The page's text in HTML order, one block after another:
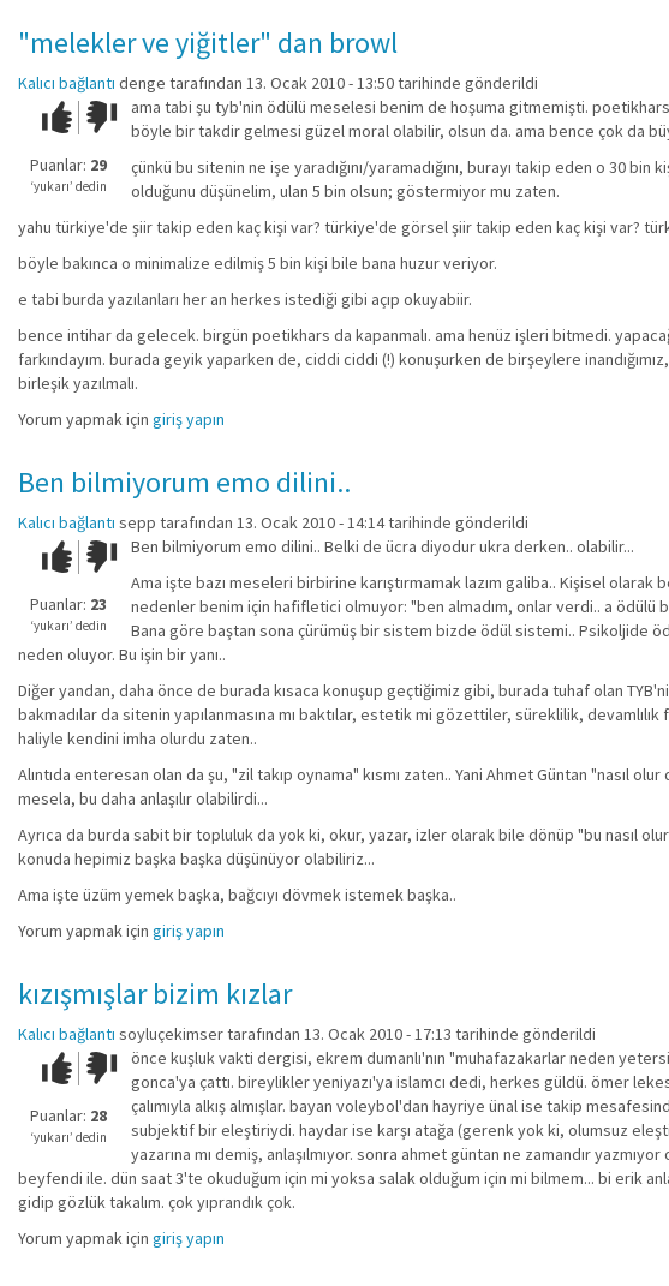
"melekler ve yiğitler" dan browl
Kalıcı bağlantı denge tarafından 13. Ocak 2010 - 13:50 tarihinde gönderildi
Çok iyi!O
kadar
iyi
değil!
Puanlar: 29
‘yukarı’ dedin
ama tabi şu tyb'nin ödülü meselesi benim de hoşuma gitmemişti.
böyle bir takdir gelmesi güzel moral olabilir, olsun da. ama bence çok da
çünkü bu sitenin ne işe yaradığını/yaramadığını, burayı takip eden o 30
olduğunu düşünelim, ulan 5 bin olsun; göstermiyor mu zaten.
yahu türkiye'de şiir takip eden kaç kişi var? türkiye'de görsel şiir takip eden kaç kişi var?
böyle bakınca o minimalize edilmiş 5 bin kişi bile bana huzur veriyor.
e tabi burda yazılanları her an herkes istediği gibi açıp okuyabiir.
bence intihar da gelecek. birgün poetikhars da kapanmalı. ama henüz işleri bitmedi.
farkındayım. burada geyik yaparken de, ciddi ciddi (!) konuşurken de birşeylere
birleşik yazılmalı.
Yorum yapmak için giriş yapın
Ben bilmiyorum emo dilini..
Kalıcı bağlantı sepp tarafından 13. Ocak 2010 - 14:14 tarihinde gönderildi
Çok iyi!O
kadar
iyi
değil!
Puanlar: 23
‘yukarı’ dedin
Ben bilmiyorum emo dilini.. Belki de ücra diyodur ukra derken.. olabilir...
Ama işte bazı meseleri birbirine karıştırmamak lazım galiba.. Kişisel
nedenler benim için hafifletici olmuyor: "ben almadım, onlar verdi.. a ödülü
Bana göre baştan sona çürümüş bir sistem bizde ödül sistemi.. Psikoljide
neden oluyor. Bu işin bir yanı..
Diğer yandan, daha önce de burada kısaca konuşup geçtiğimiz gibi, burada tuhaf olan
bakmadılar da sitenin yapılanmasına mı baktılar, estetik mi gözettiler, süreklilik, devamlılık
haliyle kendini imha olurdu zaten..
Alıntıda enteresan olan da şu, "zil takıp oynama" kısmı zaten.. Yani Ahmet Güntan "nasıl
mesela, bu daha anlaşılır olabilirdi...
Ayrıca da burda sabit bir topluluk da yok ki, okur, yazar, izler olarak bile dönüp "bu nasıl
konuda hepimiz başka başka düşünüyor olabiliriz...
Ama işte üzüm yemek başka, bağcıyı dövmek istemek başka..
Yorum yapmak için giriş yapın
kızışmışlar bizim kızlar
Kalıcı bağlantı soyluçekimsertarafından 13. Ocak 2010 - 17:13 tarihinde gönderildi
Çok iyi!O
kadar
iyi
değil!
Puanlar: 28
‘yukarı’ dedin
önce kuşluk vakti dergisi, ekrem dumanlı'nın "muhafazakarlar neden
gonca'ya çattı. bireylikler yeniyazı'ya islamcı dedi, herkes güldü. ömer
çalımıyla alkış almışlar. bayan voleybol'dan hayriye ünal ise takip
subjektif bir eleştiriydi. haydar ise karşı atağa (gerenk yok ki, olumsuz
yazarına mı demiş, anlaşılmıyor. sonra ahmet güntan ne zamandır
beyfendi ile. dün saat 3'te okuduğum için mi yoksa salak olduğum için mi bilmem... bi erik
gidip gözlük takalım. çok yıprandık çok.
Yorum yapmak için giriş yapın